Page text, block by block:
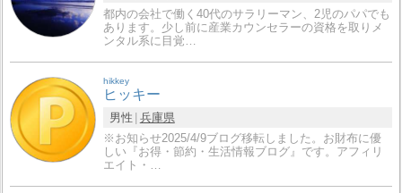
都内の会社で働く40代のサラリーマン、2児のパパでも
あります。少し前に産業カウンセラーの資格を取りメ
ンタル系に目覚…
hikkey
ヒッキー
男性 兵庫県
※お知らせ2025/4/9ブログ移転しました。お財布に優
しい『お得・節約・生活情報ブログ』です。アフィリ
エイト・…